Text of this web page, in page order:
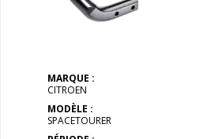
MARQUE :
CITROEN
MODÈLE :
SPACETOURER